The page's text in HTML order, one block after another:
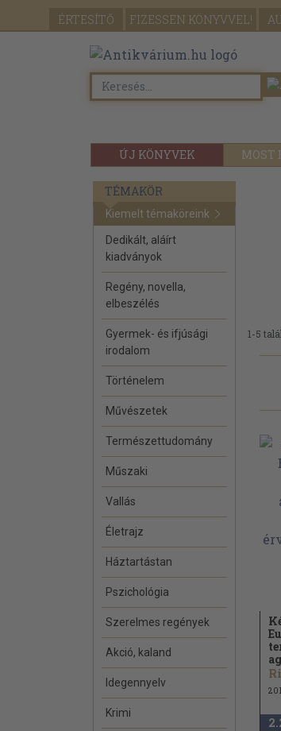
ÉRTESÍTŐ FIZESSEN KÖNYVVEL!
ÚJ KÖNYVEK MOST
TÉMAKÖR
Kiemelt témaköreink
Dedikált, aláírt
kiadványok
Regény, novella,
elbeszélés
Gyermek- és ifjúsági
irodalom
Történelem
Művészetek
Természettudomány
Műszaki
Vallás
Életrajz
Háztartástan
Pszichológia
Szerelmes regények
Akció, kaland
Idegennyelv
Krimi
1-5